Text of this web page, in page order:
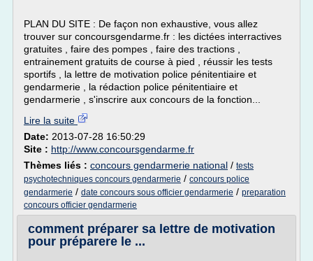
PLAN DU SITE : De façon non exhaustive, vous allez
trouver sur concoursgendarme.fr : les dictées interractives
gratuites , faire des pompes , faire des tractions ,
entrainement gratuits de course à pied , réussir les tests
sportifs , la lettre de motivation police pénitentiaire et
gendarmerie , la rédaction police pénitentiaire et
gendarmerie , s'inscrire aux concours de la fonction...
Lire la suite
Date: 2013-07-28 16:50:29
Site : http://www.concoursgendarme.fr
Thèmes liés : concours gendarmerie national / tests
psychotechniques concours gendarmerie / concours police
gendarmerie / date concours sous officier gendarmerie / preparation
concours officier gendarmerie
comment préparer sa lettre de motivation
pour préparere le ...